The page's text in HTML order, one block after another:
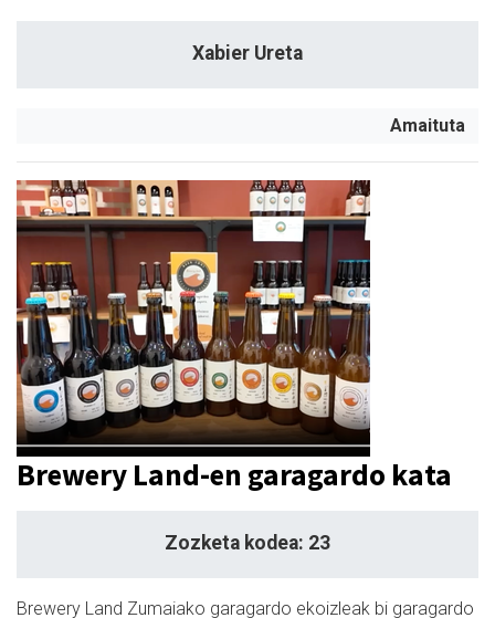
Xabier Ureta
Amaituta
Brewery Land-en garagardo kata
Zozketa kodea: 23
Brewery Land Zumaiako garagardo ekoizleak bi garagardo